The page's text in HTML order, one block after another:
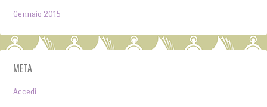
Gennaio 2015
META
Accedi